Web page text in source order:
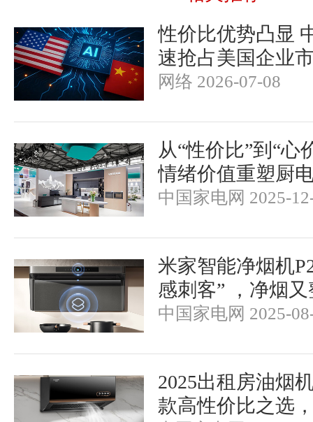
性价比优势凸显
速抢占美国企业
网络 2026-07-08
从“性价比”到“心
情绪价值重塑厨
中国家电网 2025-
米家智能净烟机
感刺客” ，净烟
中国家电网 2025-
2025出租房油烟
款高性价比之选